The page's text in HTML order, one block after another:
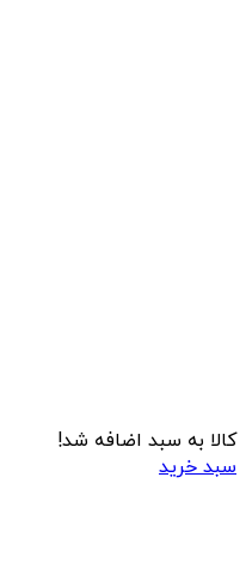
کالا به سبد اضافه شد!
سبد خرید